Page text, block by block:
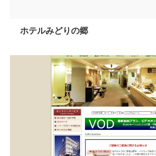
ホテルみどりの郷